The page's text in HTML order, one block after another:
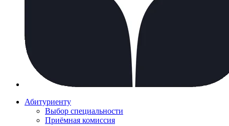
Абитуриенту
Выбор специальности
Приёмная комиссия